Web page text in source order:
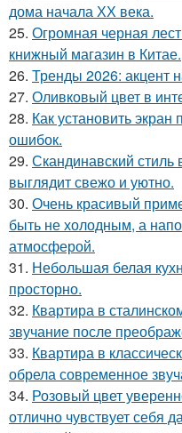
дома начала ХХ века.
25. Огромная черная
книжный магазин в Китае.
26. Тренды 2026: акцент
27. Оливковый цвет в
28. Как установить
ошибок.
29. Скандинавский стиль
выглядит свежо и уютно.
30. Очень красивый
быть не холодным, а
атмосферой.
31. Небольшая белая
просторно.
32. Квартира в
звучание после
33. Квартира в
обрела современное
34. Розовый цвет
отлично чувствует себя